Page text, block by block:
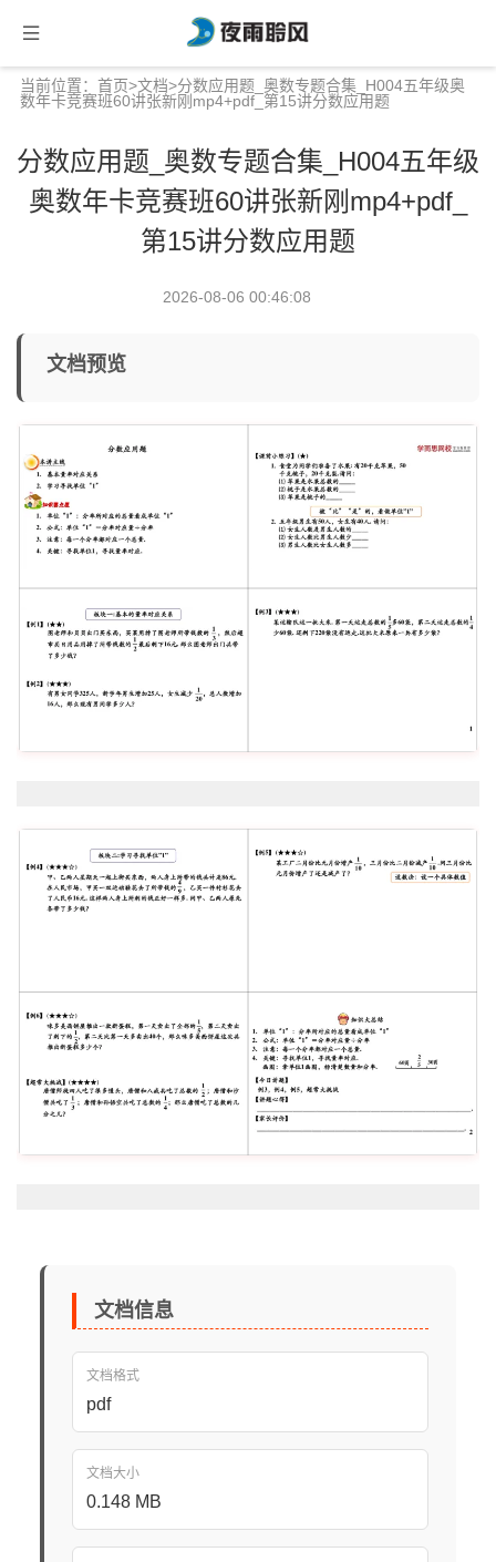
当前位置： 首页>文档>分数应用题_奥数专题合集_H004五年级奥
数年卡竞赛班60讲张新刚mp4+pdf_第15讲分数应用题
分数应用题_奥数专题合集_H004五年级
奥数年卡竞赛班60讲张新刚mp4+pdf_
第15讲分数应用题
2026-08-06 00:46:08
文档预览
文档信息
文档格式
pdf
文档大小
0.148 MB